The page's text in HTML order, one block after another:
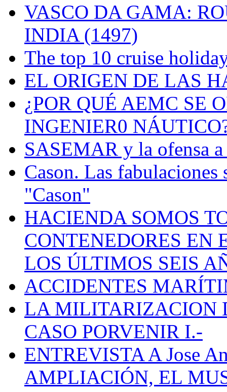
VASCO DA GAMA:
INDIA (1497)
The top 10 cruise
EL ORIGEN DE LAS
¿POR QUÉ AEMC SE
INGENIER0
SASEMAR y la ofensa a
Cason. Las fabulaciones
"Cason"
HACIENDA SOMOS
CONTENEDORES EN
LOS ÚLTIMOS SEIS
ACCIDENTES
LA MILITARIZACION
CASO PORVENIR I.-
ENTREVISTA A Jose
AMPLIACIÓN, EL